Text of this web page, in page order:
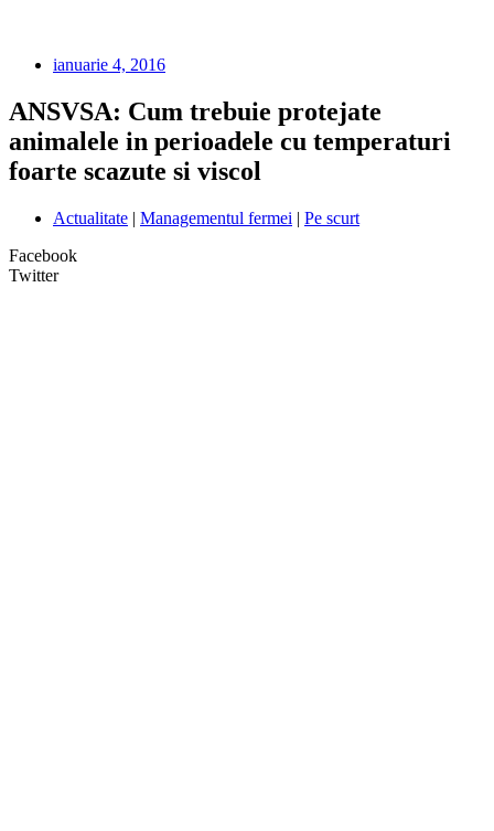
ianuarie 4, 2016
ANSVSA: Cum trebuie protejate
animalele in perioadele cu temperaturi
foarte scazute si viscol
Actualitate | Managementul fermei | Pe scurt
Facebook
Twitter